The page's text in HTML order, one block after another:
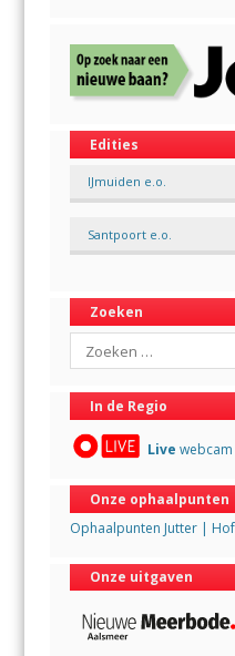
Edities
IJmuiden e.o.
Santpoort e.o.
Zoeken
Search
In de Regio
Live webcam
Onze ophaalpunten
Ophaalpunten Jutter |
Onze uitgaven